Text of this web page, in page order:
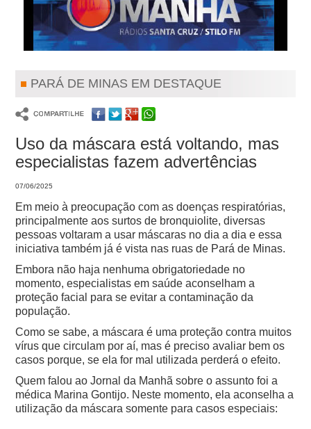
PARÁ DE MINAS EM DESTAQUE
Uso da máscara está voltando, mas
especialistas fazem advertências
07/06/2025
Em meio à preocupação com as doenças respiratórias,
principalmente aos surtos de bronquiolite, diversas
pessoas voltaram a usar máscaras no dia a dia e essa
iniciativa também já é vista nas ruas de Pará de Minas.
Embora não haja nenhuma obrigatoriedade no
momento, especialistas em saúde aconselham a
proteção facial para se evitar a contaminação da
população.
Como se sabe, a máscara é uma proteção contra muitos
vírus que circulam por aí, mas é preciso avaliar bem os
casos porque, se ela for mal utilizada perderá o efeito.
Quem falou ao Jornal da Manhã sobre o assunto foi a
médica Marina Gontijo. Neste momento, ela aconselha a
utilização da máscara somente para casos especiais: